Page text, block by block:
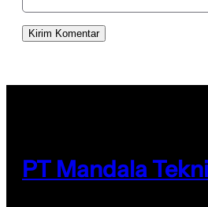
PT Mandala